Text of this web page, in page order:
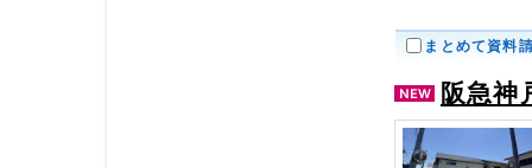
まとめて資料
阪急神